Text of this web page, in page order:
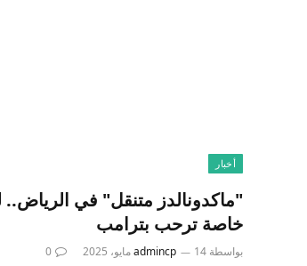
أخبار
"ماكدونالدز متنقل" في الرياض..
خاصة ترحب بترامب
بواسطة admincp 14 مايو، 2025 0